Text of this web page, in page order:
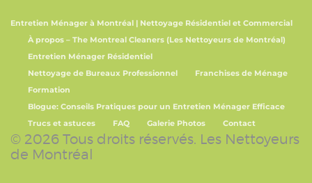
Entretien Ménager à Montréal | Nettoyage Résidentiel et Commercial
À propos – The Montreal Cleaners (Les Nettoyeurs de Montréal)
Entretien Ménager Résidentiel
Nettoyage de Bureaux Professionnel
Franchises de Ménage
Formation
Blogue: Conseils Pratiques pour un Entretien Ménager Efficace
Trucs et astuces
FAQ Galerie Photos Contact
© 2026 Tous droits réservés. Les Nettoyeurs
de Montréal